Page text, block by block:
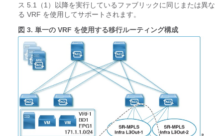
ス 5.1（1）以降を実行しているファブリックに同じまたは異な
る VRF を使用してサポートされます。
図 3. 単一の VRF を使用する移行ルーティング構成